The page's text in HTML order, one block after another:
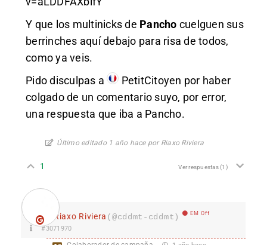
Y que los multinicks de Pancho cuelguen sus
berrinches aquí debajo para risa de todos,
como ya veis.
Pido disculpas a
PetitCitoyen por haber
colgado de un comentario suyo, por error,
una respuesta que iba a Pancho.
Último editado 1 año hace por Riaxo Riviera
1 Ver respuestas(1)
Riaxo Riviera (@cddmt-cddmt) EM Off
#3071970